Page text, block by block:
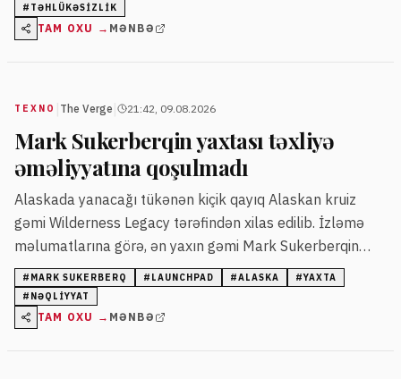
# TƏHLÜKƏSIZLIK
TAM OXU → MƏNBƏ
TEXNO The Verge 21:42, 09.08.2026
Mark Sukerberqin yaxtası təxliyə
əməliyyatına qoşulmadı
Alaskada yanacağı tükənən kiçik qayıq Alaskan kruiz
gəmi Wilderness Legacy tərəfindən xilas edilib. İzləmə
məlumatlarına görə, ən yaxın gəmi Mark Sukerberqin
yaxtası Launchpad olub, amma o, kömək etməyib.
# MARK SUKERBERQ # LAUNCHPAD #ALASKA #YAXTA
# NƏQLIYYAT
TAM OXU → MƏNBƏ